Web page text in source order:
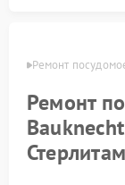
Ремонт
Ремонт